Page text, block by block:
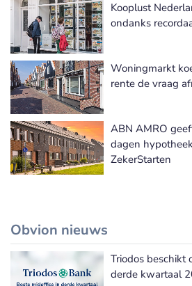
Kooplust
ondanks
Woningmarkt
rente de vraag
ABN AMRO
dagen
ZekerStarten
Obvion nieuws
Triodos beschikt
derde kwartaal